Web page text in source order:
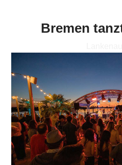
Bremen